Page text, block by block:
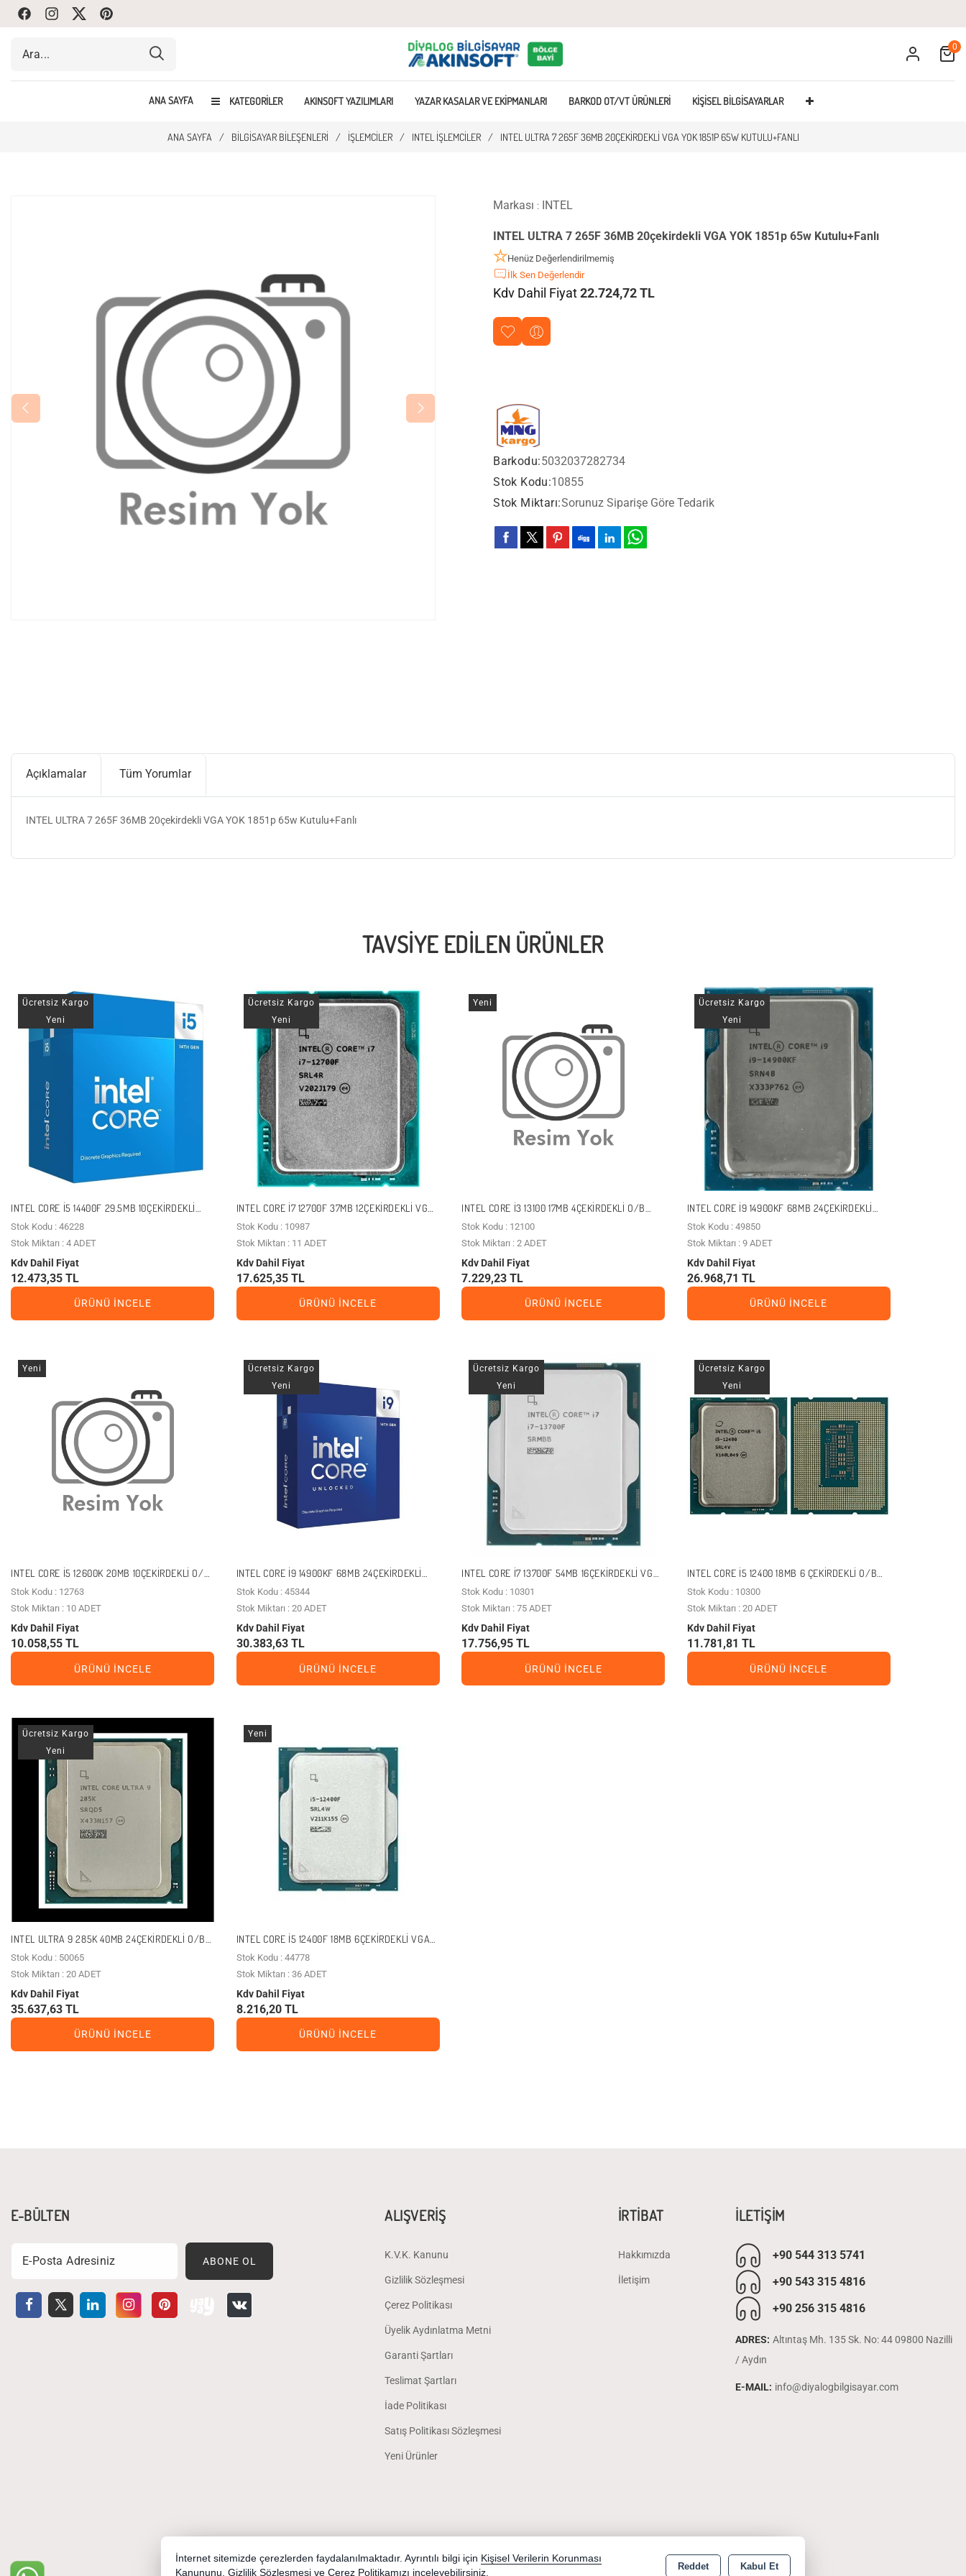
FacebookInstagram
Twitte Pinterest
ANA SAYFA KATEGORILER AKINSOFT YAZILIMLARI YAZAR KASALAR VE EKIPMANLARI BARKOD OT/VT ÜRÜNLERI KIŞISEL BILGISAYARLAR
Cart
0
ANA SAYFA / BILGISAYAR BILEŞENLERI / İŞLEMCILER / INTEL İŞLEMCILER / INTEL ULTRA 7 265F 36MB 20ÇEKIRDEKLI VGA YOK 1851P 65W KUTULU+FANLI
Markası : INTEL
INTEL ULTRA 7 265F 36MB 20çekirdekli VGA YOK 1851p 65w Kutulu+Fanlı
Henüz Değerlendirilmemiş
İlk Sen Değerlendir
Kdv Dahil Fiyat 22.724,72 TL
Barkodu:5032037282734
Stok Kodu:10855
Stok Miktarı:Sorunuz Siparişe Göre Tedarik
Açıklamalar Tüm Yorumlar
INTEL ULTRA 7 265F 36MB 20çekirdekli VGA YOK 1851p 65w Kutulu+Fanlı
TAVSIYE EDILEN ÜRÜNLER
Ücretsiz Kargo
Yeni
INTEL CORE I5 14400F 29.5MB 10ÇEKIRDEKLI
VGA YOK 1700P 65W KUTULU+FANLI
Stok Kodu : 46228
Stok Miktarı : 4 ADET
Kdv Dahil Fiyat
12.473,35 TL
ÜRÜNÜ İNCELE
Ücretsiz Kargo
Yeni
INTEL CORE I7 12700F 37MB 12ÇEKIRDEKLI VGA
YOK 1700P 65W KUTUSUZ+FANSIZ
Stok Kodu : 10987
Stok Miktarı : 11 ADET
Kdv Dahil Fiyat
17.625,35 TL
ÜRÜNÜ İNCELE
Yeni
INTEL CORE I3 13100 17MB 4ÇEKIRDEKLI O/B
UHD 1700P 58W KUTUSUZ+FANSIZ
Stok Kodu : 12100
Stok Miktarı : 2 ADET
Kdv Dahil Fiyat
7.229,23 TL
ÜRÜNÜ İNCELE
Ücretsiz Kargo
Yeni
INTEL CORE I9 14900KF 68MB 24ÇEKIRDEKLI
VGA YOK 1700P 125W KUTUSUZ+FANSIZ
Stok Kodu : 49850
Stok Miktarı : 9 ADET
Kdv Dahil Fiyat
26.968,71 TL
ÜRÜNÜ İNCELE
Yeni
INTEL CORE I5 12600K 20MB 10ÇEKIRDEKLI O/B
UHD VGA 1700P 125W KUTUSUZ+FANSIZ
Stok Kodu : 12763
Stok Miktarı : 10 ADET
Kdv Dahil Fiyat
10.058,55 TL
ÜRÜNÜ İNCELE
Ücretsiz Kargo
Yeni
INTEL CORE I9 14900KF 68MB 24ÇEKIRDEKLI
VGA YOK 1700P 125W KUTULU+FANSIZ
Stok Kodu : 45344
Stok Miktarı : 20 ADET
Kdv Dahil Fiyat
30.383,63 TL
ÜRÜNÜ İNCELE
Ücretsiz Kargo
Yeni
INTEL CORE I7 13700F 54MB 16ÇEKIRDEKLI VGA
YOK 1700P 65W KUTUSUZ+FANSIZ
Stok Kodu : 10301
Stok Miktarı : 75 ADET
Kdv Dahil Fiyat
17.756,95 TL
ÜRÜNÜ İNCELE
Ücretsiz Kargo
Yeni
INTEL CORE I5 12400 18MB 6 ÇEKIRDEKLI O/B
UHD VGA 1700P KUTUSUZ+FANSIZ
Stok Kodu : 10300
Stok Miktarı : 20 ADET
Kdv Dahil Fiyat
11.781,81 TL
ÜRÜNÜ İNCELE
Ücretsiz Kargo
Yeni
INTEL ULTRA 9 285K 40MB 24ÇEKIRDEKLI O/B
VGA 1851P 125W KUTUSUZ+FANSIZ
Stok Kodu : 50065
Stok Miktarı : 20 ADET
Kdv Dahil Fiyat
35.637,63 TL
ÜRÜNÜ İNCELE
Yeni
INTEL CORE I5 12400F 18MB 6ÇEKIRDEKLI VGA
YOK 1700P 65W KUTUSUZ+FANSIZ
Stok Kodu : 44778
Stok Miktarı : 36 ADET
Kdv Dahil Fiyat
8.216,20 TL
ÜRÜNÜ İNCELE
E-BÜLTEN
Email ABONE OL
ALIŞVERİŞ
K.V.K. Kanunu
Gizlilik Sözleşmesi
Çerez Politikası
Üyelik Aydınlatma Metni
Garanti Şartları
Teslimat Şartları
İade Politikası
Satış Politikası Sözleşmesi
Yeni Ürünler
İRTİBAT
Hakkımızda
İletişim
İLETİŞİM
+90 544 313 5741
+90 543 315 4816
+90 256 315 4816
ADRES: Altıntaş Mh. 135 Sk. No: 44 09800 Nazilli
/ Aydın
E-MAIL: info@diyalogbilgisayar.com
Yardım İstek ve Önerileriniz Sipariş Takibi Telefonla Sipariş
İnternet sitemizde çerezlerden faydalanılmaktadır. Ayrıntılı bilgi için Kişisel Verilerin Korunması
Kanununu, Gizlilik Sözleşmesi ve Çerez Politikamızı inceleyebilirsiniz.
Reddet Kabul Et